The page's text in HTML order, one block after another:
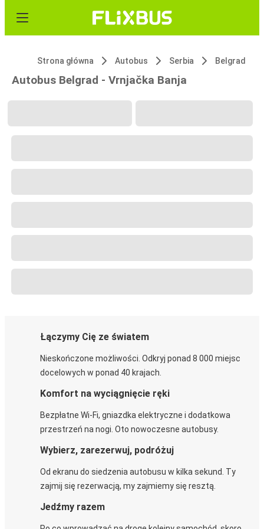
Strona główna Autobus Serbia Belgrad
Autobus Belgrad - Vrnjačka Banja
Łączymy Cię ze światem
Nieskończone możliwości. Odkryj ponad 8 000 miejsc
docelowych w ponad 40 krajach.
Komfort na wyciągnięcie ręki
Bezpłatne Wi-Fi, gniazdka elektryczne i dodatkowa
przestrzeń na nogi. Oto nowoczesne autobusy.
Wybierz, zarezerwuj, podróżuj
Od ekranu do siedzenia autobusu w kilka sekund. Ty
zajmij się rezerwacją, my zajmiemy się resztą.
Jedźmy razem